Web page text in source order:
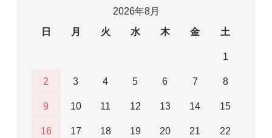
2026年8月
日
月 火 水 木 金 土
1
2 3 4 5 6 7 8
9 10 11 12 13 14 15
16 17 18 19 20 21 22